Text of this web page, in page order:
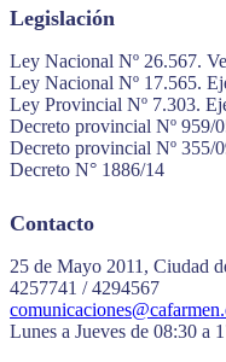
Legislación
Ley Nacional Nº 26.567.
Ley Nacional Nº 17.565.
Ley Provincial Nº 7.303.
Decreto provincial Nº 959/
Decreto provincial Nº 355/
Decreto N° 1886/14
Contacto
25 de Mayo 2011, Ciudad
4257741 / 4294567
Lunes a Jueves de 08:30 a